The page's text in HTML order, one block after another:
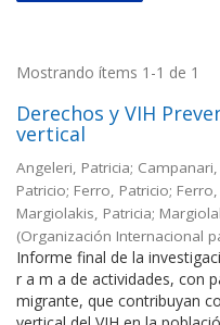
Mostrando ítems 1-1 de 1
Derechos y VIH
vertical
Angeleri, Patricia;
Patricio; Ferro, Patricio;
Margiolakis, Patricia;
(Organización Internacional
Informe final de la
r a m a de actividades, con
migrante, que contribuyan